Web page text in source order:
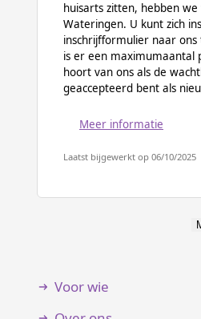
huisarts zitten, hebben
Wateringen. U kunt zich
inschrijfformulier naar
is er een maximumaantal
hoort van ons als de
geaccepteerd bent als
Meer informatie
Laatst bijgewerkt op 06/10/2025
Voor wie